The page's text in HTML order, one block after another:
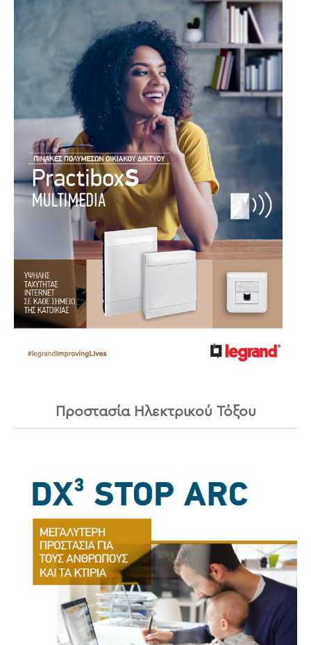
Προστασία Ηλεκτρικού Τόξου